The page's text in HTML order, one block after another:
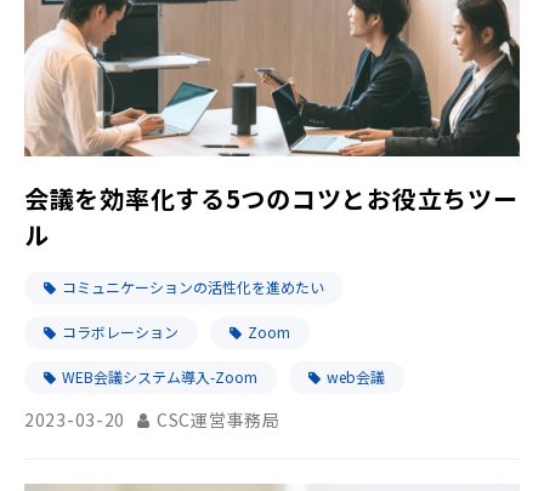
会議を効率化する5つのコツとお役立ちツー
ル
コミュニケーションの活性化を進めたい
コラボレーション Zoom
WEB会議システム導入-Zoom web会議
2023-03-20 CSC運営事務局